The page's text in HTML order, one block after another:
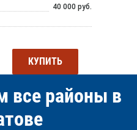
40 000 руб.
КУПИТЬ
все районы в